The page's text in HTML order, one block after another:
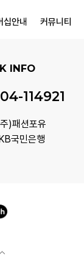
십안내 커뮤니티
INFO
114921
)패션포유
국민은행